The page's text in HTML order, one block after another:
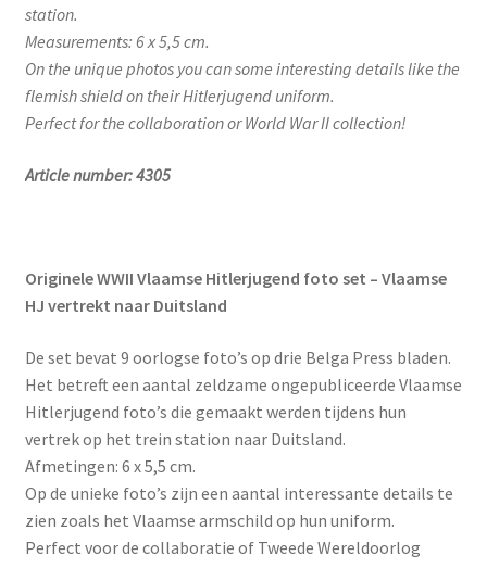
station.
Measurements: 6 x 5,5 cm.
On the unique photos you can some interesting details like the
flemish shield on their Hitlerjugend uniform.
Perfect for the collaboration or World War II collection!
Article number: 4305
Originele WWII Vlaamse Hitlerjugend foto set – Vlaamse
HJ vertrekt naar Duitsland
De set bevat 9 oorlogse foto’s op drie Belga Press bladen.
Het betreft een aantal zeldzame ongepubliceerde Vlaamse
Hitlerjugend foto’s die gemaakt werden tijdens hun
vertrek op het trein station naar Duitsland.
Afmetingen: 6 x 5,5 cm.
Op de unieke foto’s zijn een aantal interessante details te
zien zoals het Vlaamse armschild op hun uniform.
Perfect voor de collaboratie of Tweede Wereldoorlog